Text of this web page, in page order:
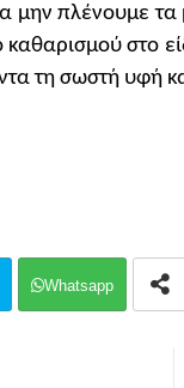
πλένουμε τα
στο
τη σωστή υφή
Whatsapp